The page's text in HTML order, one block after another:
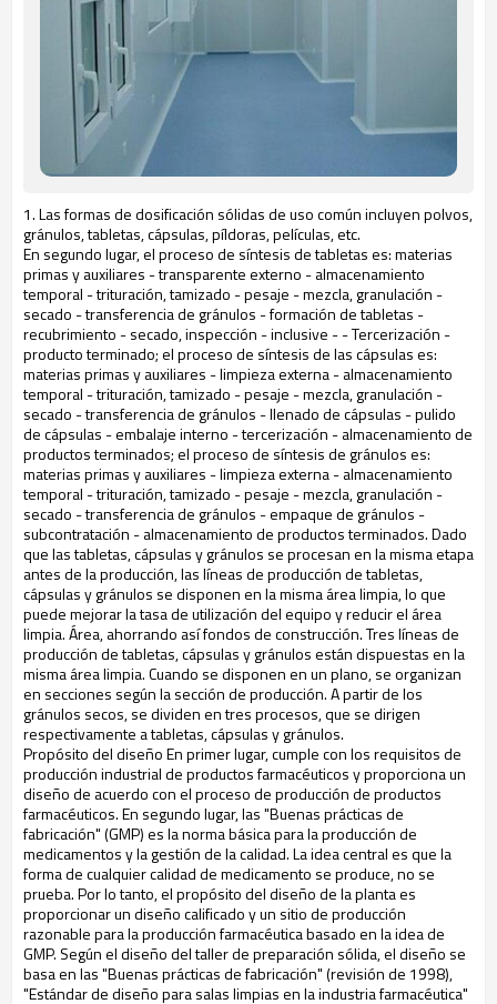
1. Las formas de dosificación sólidas de uso común incluyen polvos,
gránulos, tabletas, cápsulas, píldoras, películas, etc.
En segundo lugar, el proceso de síntesis de tabletas es: materias
primas y auxiliares - transparente externo - almacenamiento
temporal - trituración, tamizado - pesaje - mezcla, granulación -
secado - transferencia de gránulos - formación de tabletas -
recubrimiento - secado, inspección - inclusive - - Tercerización -
producto terminado; el proceso de síntesis de las cápsulas es:
materias primas y auxiliares - limpieza externa - almacenamiento
temporal - trituración, tamizado - pesaje - mezcla, granulación -
secado - transferencia de gránulos - llenado de cápsulas - pulido
de cápsulas - embalaje interno - tercerización - almacenamiento de
productos terminados; el proceso de síntesis de gránulos es:
materias primas y auxiliares - limpieza externa - almacenamiento
temporal - trituración, tamizado - pesaje - mezcla, granulación -
secado - transferencia de gránulos - empaque de gránulos -
subcontratación - almacenamiento de productos terminados. Dado
que las tabletas, cápsulas y gránulos se procesan en la misma etapa
antes de la producción, las líneas de producción de tabletas,
cápsulas y gránulos se disponen en la misma área limpia, lo que
puede mejorar la tasa de utilización del equipo y reducir el área
limpia. Área, ahorrando así fondos de construcción. Tres líneas de
producción de tabletas, cápsulas y gránulos están dispuestas en la
misma área limpia. Cuando se disponen en un plano, se organizan
en secciones según la sección de producción. A partir de los
gránulos secos, se dividen en tres procesos, que se dirigen
respectivamente a tabletas, cápsulas y gránulos.
Propósito del diseño En primer lugar, cumple con los requisitos de
producción industrial de productos farmacéuticos y proporciona un
diseño de acuerdo con el proceso de producción de productos
farmacéuticos. En segundo lugar, las "Buenas prácticas de
fabricación" (GMP) es la norma básica para la producción de
medicamentos y la gestión de la calidad. La idea central es que la
forma de cualquier calidad de medicamento se produce, no se
prueba. Por lo tanto, el propósito del diseño de la planta es
proporcionar un diseño calificado y un sitio de producción
razonable para la producción farmacéutica basado en la idea de
GMP. Según el diseño del taller de preparación sólida, el diseño se
basa en las "Buenas prácticas de fabricación" (revisión de 1998),
"Estándar de diseño para salas limpias en la industria farmacéutica"